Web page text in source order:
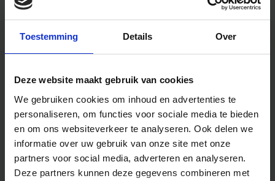
Toestemming Details Over
Deze website maakt gebruik van cookies
We gebruiken cookies om inhoud en advertenties te
personaliseren, om functies voor sociale media te bieden
en om ons websiteverkeer te analyseren. Ook delen we
informatie over uw gebruik van onze site met onze
partners voor social media, adverteren en analyseren.
Deze partners kunnen deze gegevens combineren met